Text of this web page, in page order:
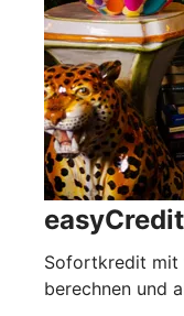
easyCredit
Sofortkredit mit
berechnen und